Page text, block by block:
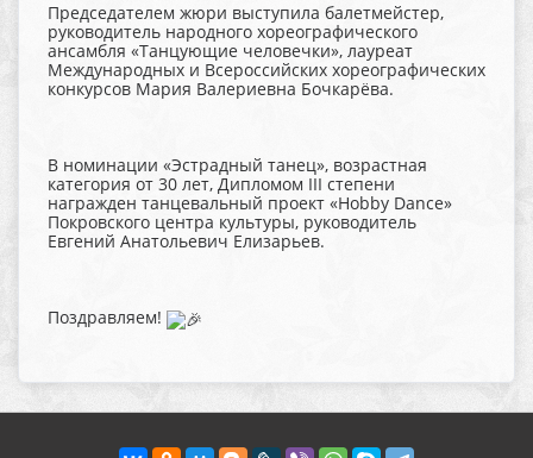
Председателем жюри выступила балетмейстер,
руководитель народного хореографического
ансамбля «Танцующие человечки», лауреат
Международных и Всероссийских хореографических
конкурсов Мария Валериевна Бочкарёва.
В номинации «Эстрадный танец», возрастная
категория от 30 лет, Дипломом III степени
награжден танцевальный проект «Hobby Dance»
Покровского центра культуры, руководитель
Евгений Анатольевич Елизарьев.
Поздравляем!